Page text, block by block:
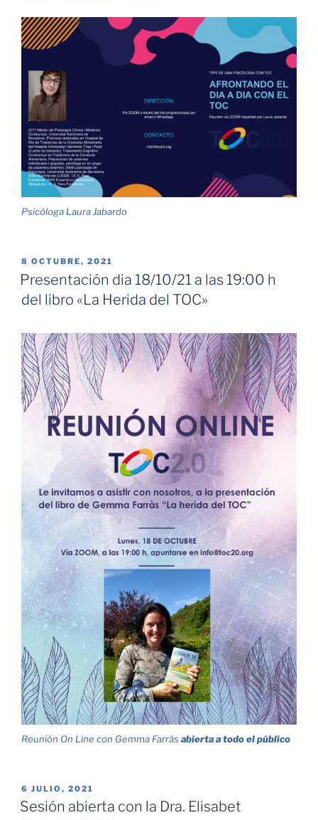
Psicóloga Laura Jabardo
PUBLICADO
EL
8 OCTUBRE, 2021
Presentación dia 18/10/21 a las 19:00 h
del libro «La Herida del TOC»
Reunión On Line con Gemma Farràs abierta a todo el público
PUBLICADO
EL
6 JULIO, 2021
Sesión abierta con la Dra. Elisabet